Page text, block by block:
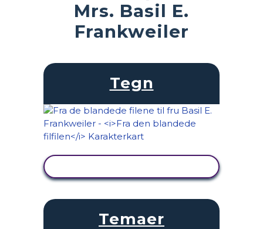
Mrs. Basil E.
Frankweiler
Tegn
Temaer